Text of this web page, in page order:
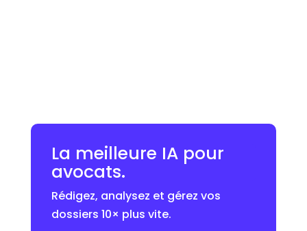
La meilleure IA pour
avocats.
Rédigez, analysez et gérez vos
dossiers 10× plus vite.